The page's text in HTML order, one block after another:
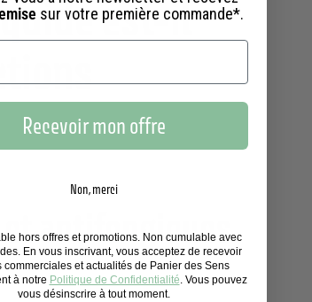
est-il
antifongiques
sur votre première commande*.
Recevoir mon offre
Non, merci
hors offres et promotions. Non cumulable avec
En vous inscrivant, vous acceptez de recevoir
commerciales et actualités de Panier des Sens
à notre Politique de Confidentialité. Vous pouvez
vous désinscrire à tout moment.